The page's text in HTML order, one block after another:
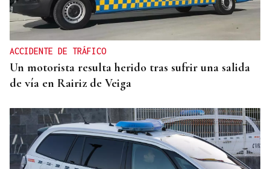
Un tribunal de Estados Unidos multa a Meta con
567 millones de dólares por perjudicar la salud
mental de los menores
ACCIDENTE DE TRÁFICO
Un motorista resulta herido tras sufrir una salida
de vía en Rairiz de Veiga